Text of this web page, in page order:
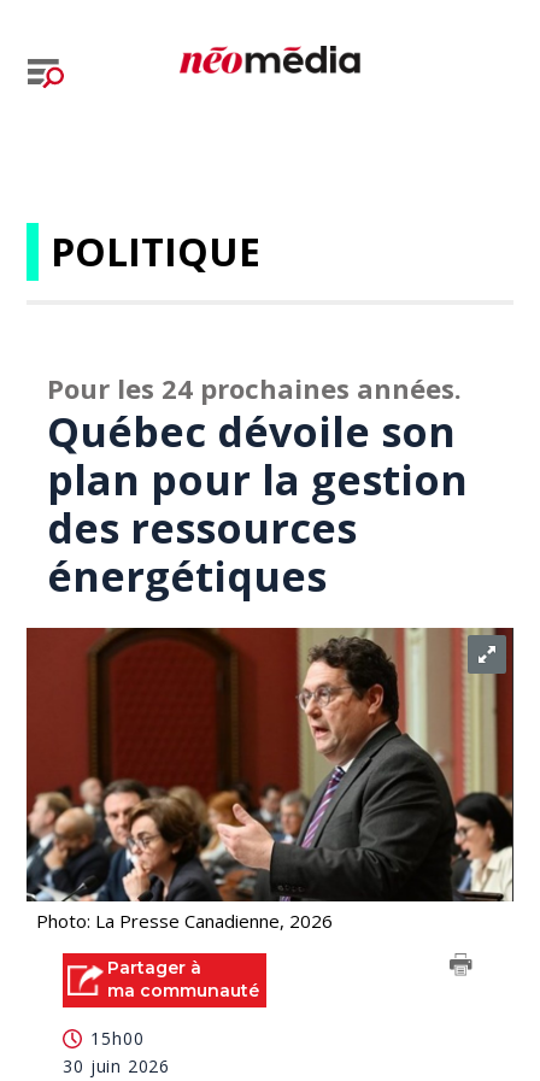
POLITIQUE
Pour les 24 prochaines années.
Québec dévoile son
plan pour la gestion
des ressources
énergétiques
Photo: La Presse Canadienne, 2026
Partager à
ma communauté
15h00
30 juin 2026